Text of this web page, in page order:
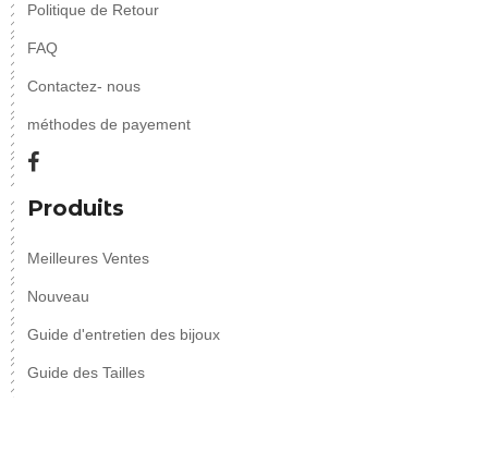
Politique de Retour
FAQ
Contactez- nous
méthodes de payement
Produits
Meilleures Ventes
Nouveau
Guide d'entretien des bijoux
Guide des Tailles